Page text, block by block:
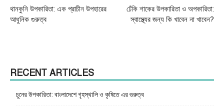
থানকুনি উপকারিতা: এক প্রাচীন উপহারের
আধুনিক গুরুত্ব
ঢেঁকি শাকের উপকারিতা ও অপকারিতা:
স্বাস্থ্যের জন্য কি খাবেন না খাবেন?
RECENT ARTICLES
চুনের উপকারিতা: বাংলাদেশে গৃহস্থালি ও কৃষিতে এর গুরুত্ব